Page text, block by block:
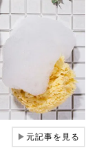
▶元記事を見る